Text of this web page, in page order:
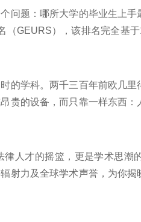
问题：哪所大学的毕业生上
GEURS），该排名完全基
到东京大学的亚洲突围，这份
的学科。两千三百年前欧几
贵的设备，而只靠一样东西：
硬指标比任何综合排名都更
公认的圣地。下面跟着榜中
人才的摇篮，更是学术思潮
射力及全球学术声誉，为你揭